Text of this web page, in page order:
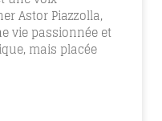
Astor Piazzolla,
vie passionnée et
mais placée